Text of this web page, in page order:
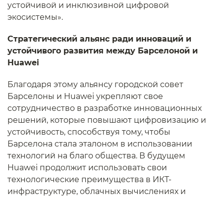
устойчивой и инклюзивной цифровой
экосистемы».
Стратегический альянс ради инноваций и
устойчивого развития между Барселоной и
Huawei
Благодаря этому альянсу городской совет
Барселоны и Huawei укрепляют свое
сотрудничество в разработке инновационных
решений, которые повышают цифровизацию и
устойчивость, способствуя тому, чтобы
Барселона стала эталоном в использовании
технологий на благо общества. В будущем
Huawei продолжит использовать свои
технологические преимущества в ИКТ-
инфраструктуре, облачных вычислениях и